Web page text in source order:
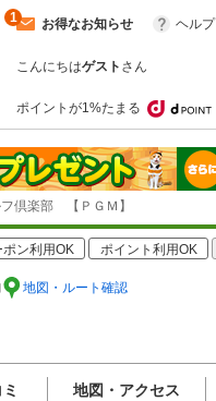
お得なお知らせ
1 ヘルプ
こんにちはゲスト さん
ポイントが1%たまる
倶楽部 【ＰＧＭ】
ポン利用OK ポイント利用OK
地図・ルート確認
地図・アクセス